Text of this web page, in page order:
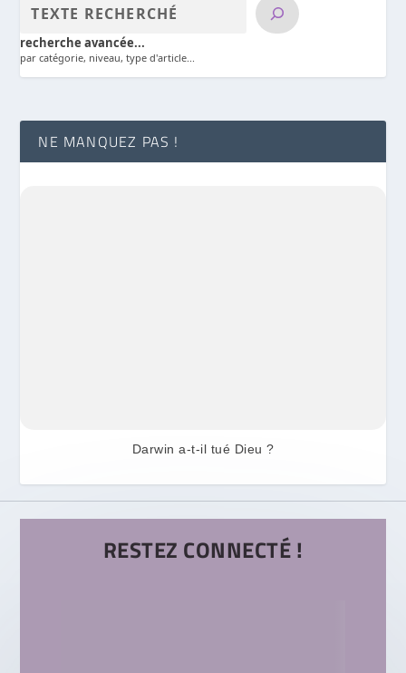
recherche avancée...
par catégorie, niveau, type d'article...
NE MANQUEZ PAS !
Darwin a-t-il tué Dieu ?
RESTEZ CONNECTÉ !